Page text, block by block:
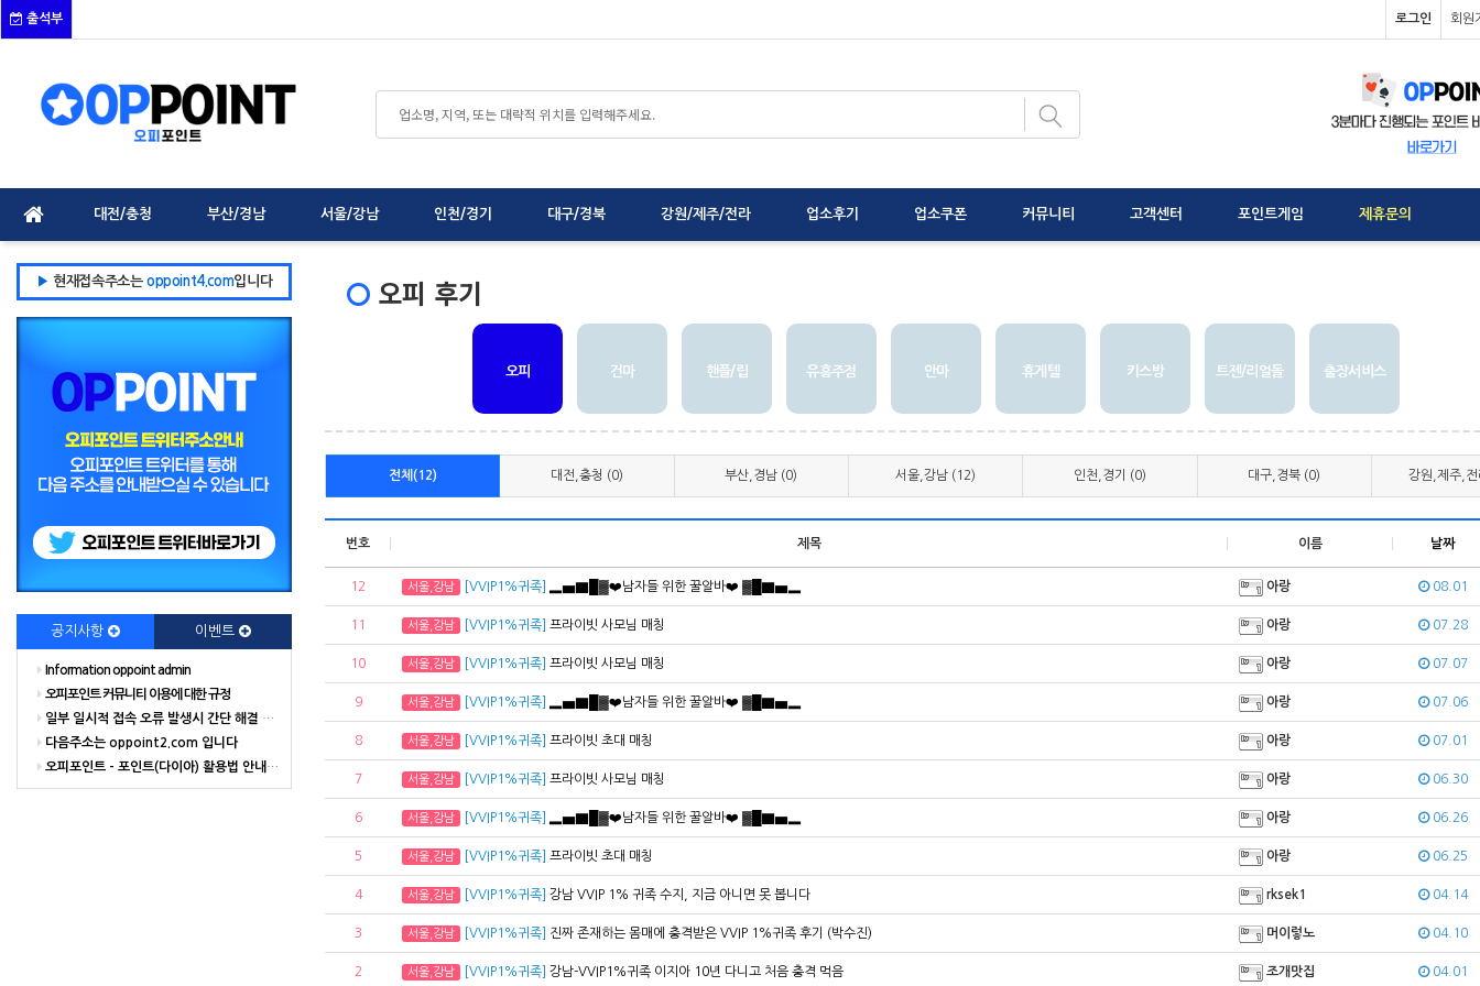
출석부 로그인 회원
대전/충청 부산/경남 서울/강남 인천/경기 대구/경북 강원/제주/전라 업소후기 업소쿠폰 커뮤니티 고객센터 포인트게임 제휴문의
오피 후기
오피 건마 핸플/립 유흥주점 안마 휴게텔 키스방 트젠/리얼돌 출장서비스
전체(12) 대전,충청 (0) 부산,경남 (0) 서울,강남 (12) 인천,경기 (0) 대구,경북 (0) 강원,제주,
번호 제목 이름 날짜
12 서울,강남 [VVIP1%귀족] ▂▅▇█▓❤️남자들 위한 꿀알바❤️ ▓█▇▅▂ 아랑 08.01
11 서울,강남 [VVIP1%귀족] 프라이빗 사모님 매칭 아랑 07.28
10 서울,강남 [VVIP1%귀족] 프라이빗 사모님 매칭 아랑 07.07
9 서울,강남 [VVIP1%귀족] ▂▅▇█▓❤️남자들 위한 꿀알바❤️ ▓█▇▅▂ 아랑 07.06
8 서울,강남 [VVIP1%귀족] 프라이빗 초대 매칭 아랑 07.01
7 서울,강남 [VVIP1%귀족] 프라이빗 사모님 매칭 아랑 06.30
6 서울,강남 [VVIP1%귀족] ▂▅▇█▓❤️남자들 위한 꿀알바❤️ ▓█▇▅▂ 아랑 06.26
5 서울,강남 [VVIP1%귀족] 프라이빗 초대 매칭 아랑 06.25
4 서울,강남 [VVIP1%귀족] 강남 VVIP 1% 귀족 수지, 지금 아니면 못 봅니다 rksek1 04.14
3 서울,강남 [VVIP1%귀족] 진짜 존재하는 몸매에 충격받은 VVIP 1%귀족 후기 (박수진) 머이렇노 04.10
2 서울,강남 [VVIP1%귀족] 강남-VVIP1%귀족 이지아 10년 다니고 처음 충격 먹음 조개맛집 04.01
▶ 현재접속주소는 oppoint4.com입니다
공지사항 이벤트
Information oppoint admin
오피포인트 커뮤니티 이용에 대한 규정
일부 일시적 접속 오류 발생시 간단 해결 방법
다음주소는 oppoint2.com 입니다
오피포인트 - 포인트(다이아) 활용법 안내 해드립니다.